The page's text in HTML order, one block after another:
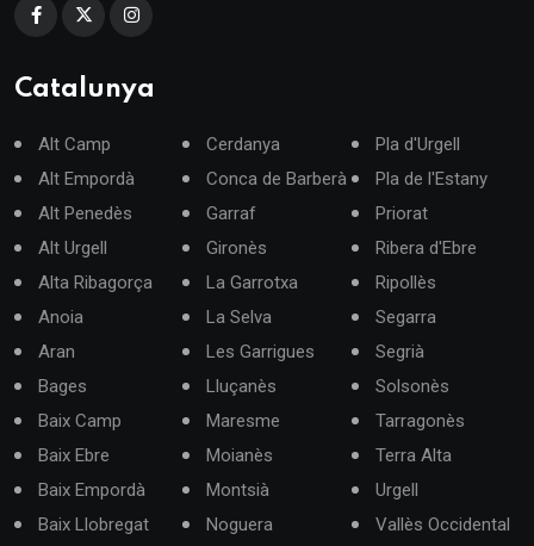
Catalunya
Alt Camp
Alt Empordà
Alt Penedès
Alt Urgell
Alta Ribagorça
Anoia
Aran
Bages
Baix Camp
Baix Ebre
Baix Empordà
Baix Llobregat
Cerdanya
Conca de Barberà
Garraf
Gironès
La Garrotxa
La Selva
Les Garrigues
Lluçanès
Maresme
Moianès
Montsià
Noguera
Pla d'Urgell
Pla de l'Estany
Priorat
Ribera d'Ebre
Ripollès
Segarra
Segrià
Solsonès
Tarragonès
Terra Alta
Urgell
Vallès Occidental